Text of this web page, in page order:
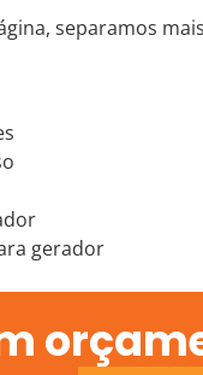
separamos
gerador